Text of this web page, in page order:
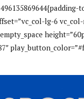
lg-6